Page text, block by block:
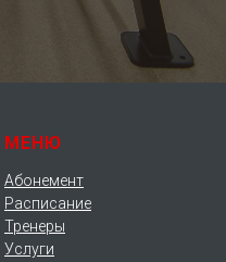
МЕНЮ
Абонемент
Расписание
Тренеры
Услуги